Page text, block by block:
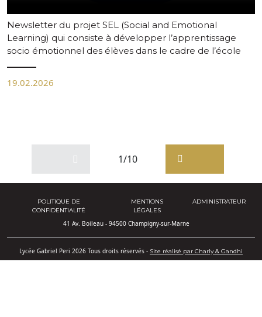
Newsletter du projet SEL (Social and Emotional
Learning) qui consiste à développer l’apprentissage
socio émotionnel des élèves dans le cadre de l’école
19.02.2026
1/10
POLITIQUE DE
CONFIDENTIALITÉ
MENTIONS
LÉGALES
ADMINISTRATEUR
41 Av. Boileau - 94500 Champigny-sur-Marne
Lycée Gabriel Peri 2026 Tous droits réservés - Site réalisé par Charly & Gandhi